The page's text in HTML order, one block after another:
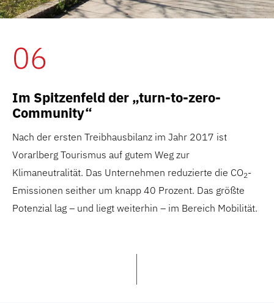
06
Im Spitzenfeld der „turn-to-zero-
Community“
Nach der ersten Treibhausbilanz im Jahr 2017 ist
Vorarlberg Tourismus auf gutem Weg zur
Klimaneutralität. Das Unternehmen reduzierte die CO2-
Emissionen seither um knapp 40 Prozent. Das größte
Potenzial lag – und liegt weiterhin – im Bereich Mobilität.